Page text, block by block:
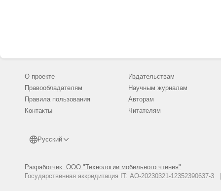
О проекте
Правообладателям
Правила пользования
Контакты
Русский
Разработчик: ООО "Технологии мобильного чтения"
Государственная аккредитация IT: АО-20230321-
Издательствам
Научным журналам
Авторам
Читателям